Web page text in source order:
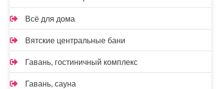
Всё для дома
Вятские центральные бани
Гавань, гостиничный комплекс
Гавань, сауна